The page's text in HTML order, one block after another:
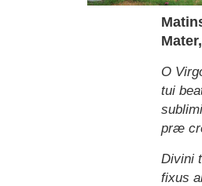
O
tui
præ
Divini
fixus